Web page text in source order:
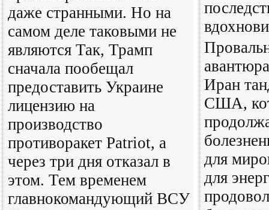
даже странными. Но на
самом деле таковыми не
являются Так, Трамп
сначала пообещал
предоставить Украине
лицензию на
производство
противоракет Patriot, а
через три дня отказал в
этом. Тем временем
главнокомандующий ВСУ
Иран
США,
для
для